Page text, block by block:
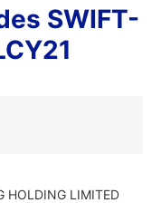
SWIFT-
HOLDING LIMITED